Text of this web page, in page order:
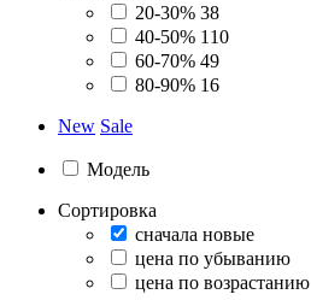
20-30% 38
40-50% 110
60-70% 49
80-90% 16
New Sale
Модель
Сортировка
сначала новые
цена по убыванию
цена по возрастанию